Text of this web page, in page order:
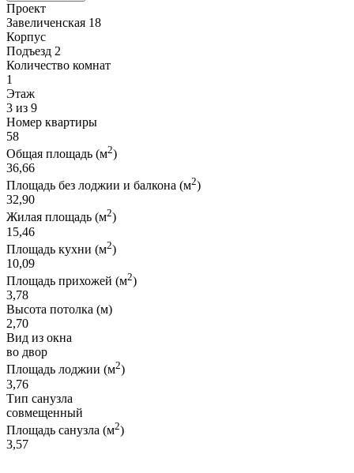
Проект
Завеличенская 18
Корпус
Подъезд 2
Количество комнат
1
Этаж
3 из 9
Номер квартиры
58
Общая площадь (м2)
36,66
Площадь без лоджии и балкона (м2)
32,90
Жилая площадь (м2)
15,46
Площадь кухни (м2)
10,09
Площадь прихожей (м2)
3,78
Высота потолка (м)
2,70
Вид из окна
во двор
Площадь лоджии (м2)
3,76
Тип санузла
совмещенный
Площадь санузла (м2)
3,57